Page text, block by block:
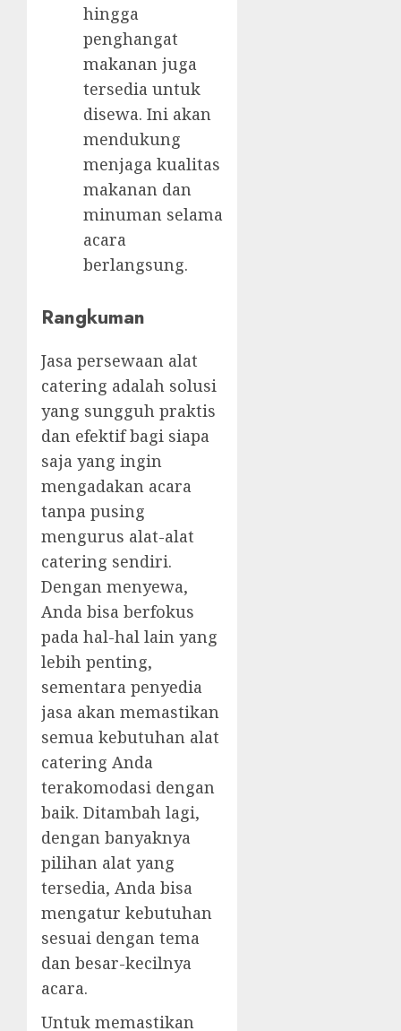
hingga
penghangat
makanan juga
tersedia untuk
disewa. Ini akan
mendukung
menjaga kualitas
makanan dan
minuman selama
acara
berlangsung.
Rangkuman
Jasa persewaan alat
catering adalah solusi
yang sungguh praktis
dan efektif bagi siapa
saja yang ingin
mengadakan acara
tanpa pusing
mengurus alat-alat
catering sendiri.
Dengan menyewa,
Anda bisa berfokus
pada hal-hal lain yang
lebih penting,
sementara penyedia
jasa akan memastikan
semua kebutuhan alat
catering Anda
terakomodasi dengan
baik. Ditambah lagi,
dengan banyaknya
pilihan alat yang
tersedia, Anda bisa
mengatur kebutuhan
sesuai dengan tema
dan besar-kecilnya
acara.
Untuk memastikan